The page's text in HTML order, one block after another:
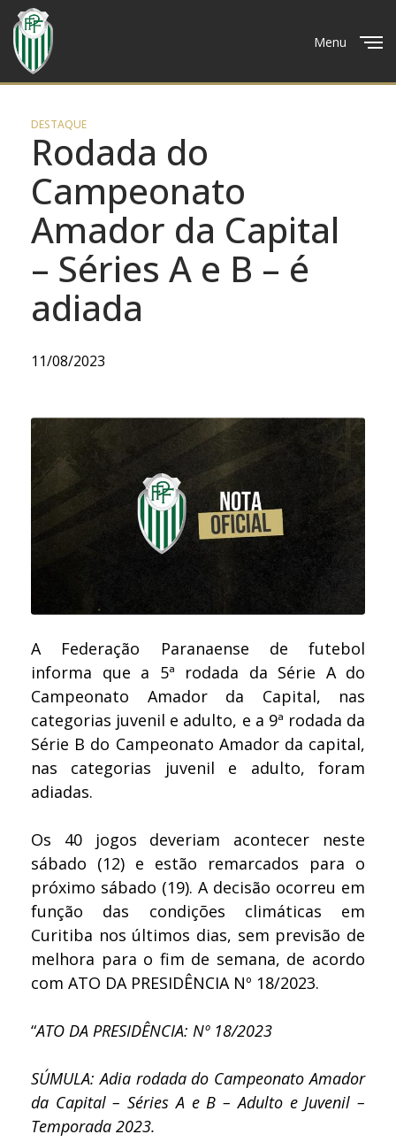
Menu
DESTAQUE
Rodada do
Campeonato
Amador da Capital
– Séries A e B – é
adiada
11/08/2023
A Federação Paranaense de futebol
informa que a 5ª rodada da Série A do
Campeonato Amador da Capital, nas
categorias juvenil e adulto, e a 9ª rodada da
Série B do Campeonato Amador da capital,
nas categorias juvenil e adulto, foram
adiadas.
Os 40 jogos deveriam acontecer neste
sábado (12) e estão remarcados para o
próximo sábado (19). A decisão ocorreu em
função das condições climáticas em
Curitiba nos últimos dias, sem previsão de
melhora para o fim de semana, de acordo
com ATO DA PRESIDÊNCIA Nº 18/2023.
“ATO DA PRESIDÊNCIA: Nº 18/2023
SÚMULA: Adia rodada do Campeonato Amador
da Capital – Séries A e B – Adulto e Juvenil –
Temporada 2023.